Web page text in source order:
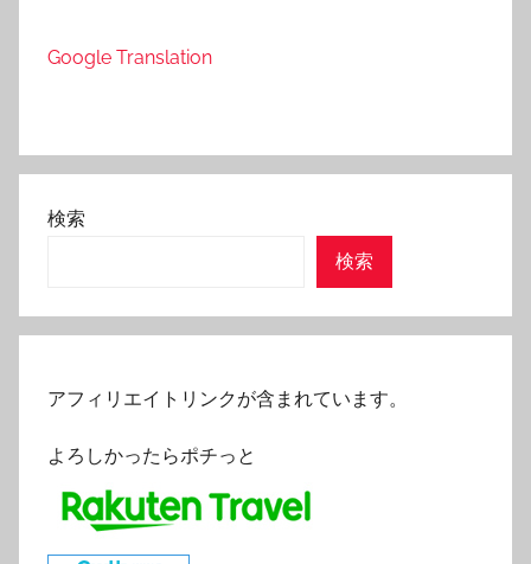
Google Translation
検索
検索
アフィリエイトリンクが含まれています。
よろしかったらポチっと